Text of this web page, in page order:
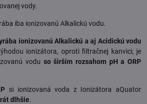
vody.
iba ionizovanú Alkalickú vodu.
ionizovanú Alkalickú a aj Acidickú vodu
ionizátora, oproti filtračnej kanvici, je
vodu so širším rozsahom pH a ORP
si ionizovaná voda z Ionizátora aQuator
dlhšie.